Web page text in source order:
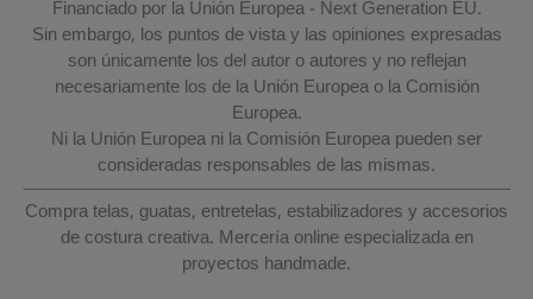
Financiado por la Unión Europea - Next Generation EU.
Sin embargo, los puntos de vista y las opiniones expresadas
son únicamente los del autor o autores y no reflejan
necesariamente los de la Unión Europea o la Comisión
Europea.
Ni la Unión Europea ni la Comisión Europea pueden ser
consideradas responsables de las mismas.
Compra telas, guatas, entretelas, estabilizadores y accesorios
de costura creativa. Mercería online especializada en
proyectos handmade.